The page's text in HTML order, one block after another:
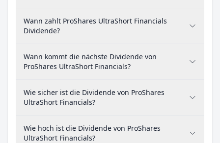
Wann zahlt ProShares UltraShort Financials
Dividende?
Wann kommt die nächste Dividende von
ProShares UltraShort Financials?
Wie sicher ist die Dividende von ProShares
UltraShort Financials?
Wie hoch ist die Dividende von ProShares
UltraShort Financials?